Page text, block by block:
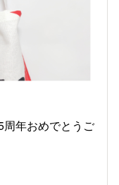
年おめでとうご